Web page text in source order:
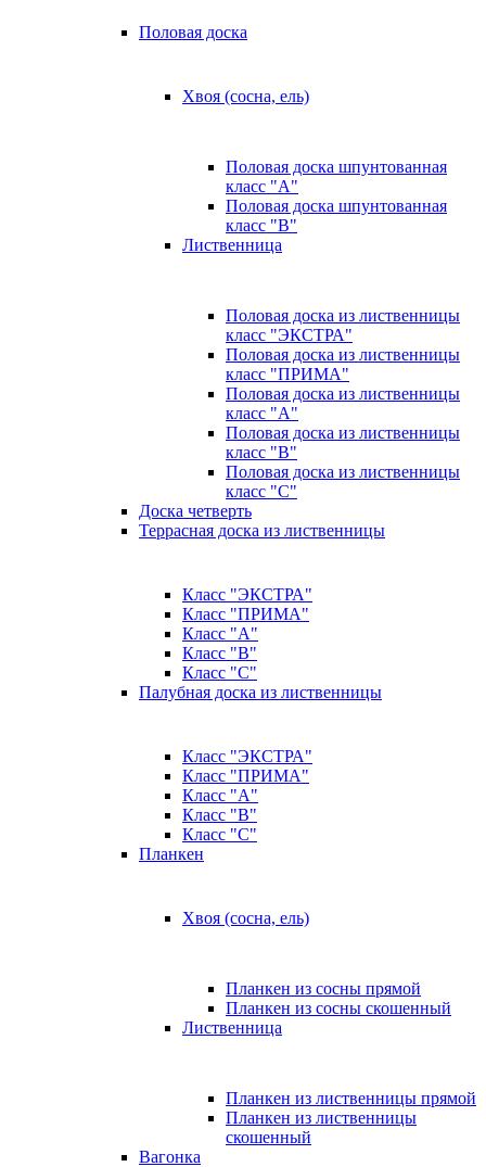
Половая доска
Хвоя (сосна, ель)
Половая доска шпунтованная
класс "А"
Половая доска шпунтованная
класс "B"
Лиственница
Половая доска из лиственницы
класс "ЭКСТРА"
Половая доска из лиственницы
класс "ПРИМА"
Половая доска из лиственницы
класс "А"
Половая доска из лиственницы
класс "B"
Половая доска из лиственницы
класс "C"
Доска четверть
Террасная доска из лиственницы
Класс "ЭКСТРА"
Класс "ПРИМА"
Класс "А"
Класс "B"
Класс "C"
Палубная доска из лиственницы
Класс "ЭКСТРА"
Класс "ПРИМА"
Класс "А"
Класс "B"
Класс "C"
Планкен
Хвоя (сосна, ель)
Планкен из сосны прямой
Планкен из сосны скошенный
Лиственница
Планкен из лиственницы прямой
Планкен из лиственницы
скошенный
Вагонка